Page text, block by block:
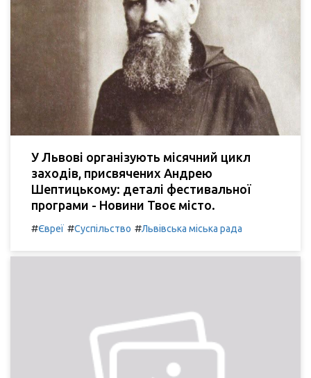
У Львові організують місячний цикл
заходів, присвячених Андрею
Шептицькому: деталі фестивальної
програми - Новини Твоє місто.
#Євреї #Суспільство #Львівська міська рада